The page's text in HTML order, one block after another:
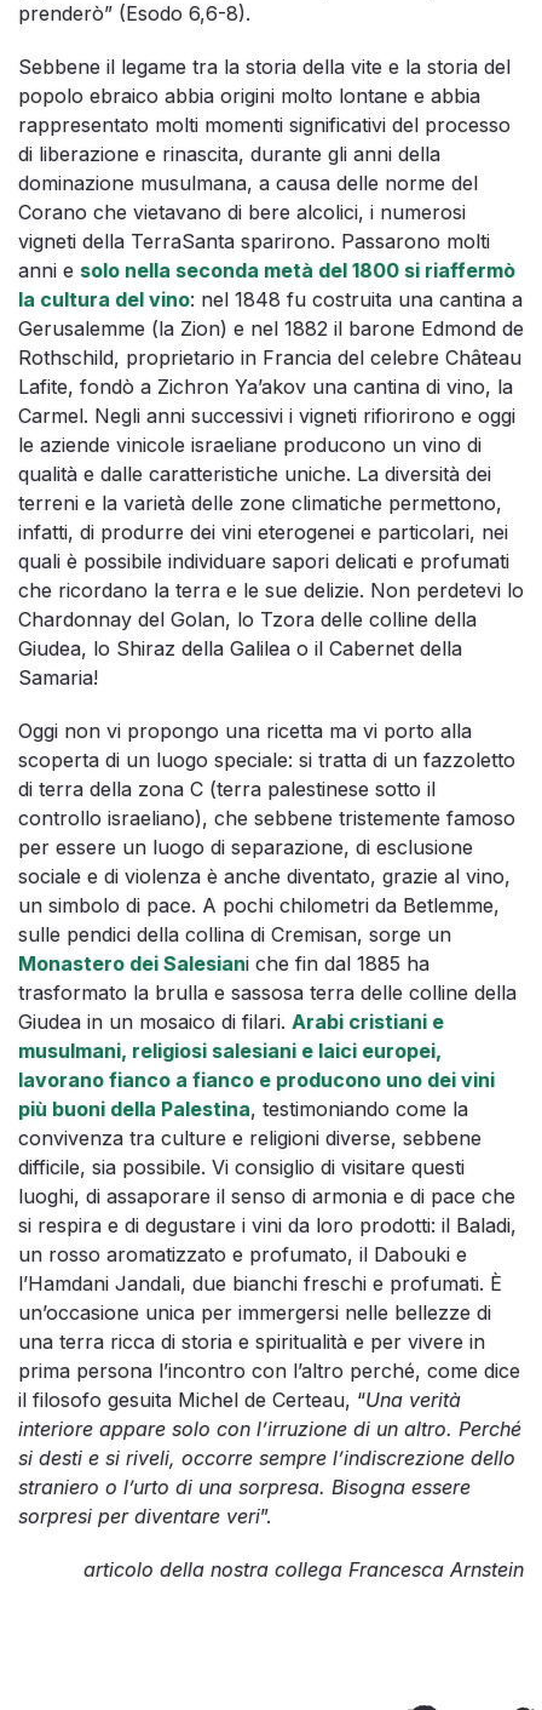
prenderò” (Esodo 6,6-8).
Sebbene il legame tra la storia della vite e la storia del
popolo ebraico abbia origini molto lontane e abbia
rappresentato molti momenti significativi del processo
di liberazione e rinascita, durante gli anni della
dominazione musulmana, a causa delle norme del
Corano che vietavano di bere alcolici, i numerosi
vigneti della TerraSanta sparirono. Passarono molti
anni e solo nella seconda metà del 1800 si riaffermò
la cultura del vino: nel 1848 fu costruita una cantina a
Gerusalemme (la Zion) e nel 1882 il barone Edmond de
Rothschild, proprietario in Francia del celebre Château
Lafite, fondò a Zichron Ya’akov una cantina di vino, la
Carmel. Negli anni successivi i vigneti rifiorirono e oggi
le aziende vinicole israeliane producono un vino di
qualità e dalle caratteristiche uniche. La diversità dei
terreni e la varietà delle zone climatiche permettono,
infatti, di produrre dei vini eterogenei e particolari, nei
quali è possibile individuare sapori delicati e profumati
che ricordano la terra e le sue delizie. Non perdetevi lo
Chardonnay del Golan, lo Tzora delle colline della
Giudea, lo Shiraz della Galilea o il Cabernet della
Samaria!
Oggi non vi propongo una ricetta ma vi porto alla
scoperta di un luogo speciale: si tratta di un fazzoletto
di terra della zona C (terra palestinese sotto il
controllo israeliano), che sebbene tristemente famoso
per essere un luogo di separazione, di esclusione
sociale e di violenza è anche diventato, grazie al vino,
un simbolo di pace. A pochi chilometri da Betlemme,
sulle pendici della collina di Cremisan, sorge un
Monastero dei Salesiani che fin dal 1885 ha
trasformato la brulla e sassosa terra delle colline della
Giudea in un mosaico di filari. Arabi cristiani e
musulmani, religiosi salesiani e laici europei,
lavorano fianco a fianco e producono uno dei vini
più buoni della Palestina, testimoniando come la
convivenza tra culture e religioni diverse, sebbene
difficile, sia possibile. Vi consiglio di visitare questi
luoghi, di assaporare il senso di armonia e di pace che
si respira e di degustare i vini da loro prodotti: il Baladi,
un rosso aromatizzato e profumato, il Dabouki e
l’Hamdani Jandali, due bianchi freschi e profumati. È
un’occasione unica per immergersi nelle bellezze di
una terra ricca di storia e spiritualità e per vivere in
prima persona l’incontro con l’altro perché, come dice
il filosofo gesuita Michel de Certeau, “Una verità
interiore appare solo con l’irruzione di un altro. Perché
si desti e si riveli, occorre sempre l’indiscrezione dello
straniero o l’urto di una sorpresa. Bisogna essere
sorpresi per diventare veri”.
articolo della nostra collega Francesca Arnstein